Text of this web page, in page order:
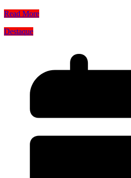
Read More
Destaque